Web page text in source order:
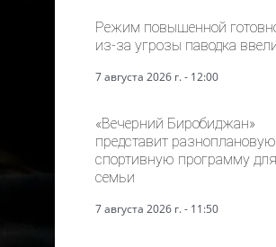
Режим повышенной
из-за угрозы паводка
7 августа 2026 г. - 12:00
«Вечерний Биробиджан»
представит разноплановую
спортивную программу
семьи
7 августа 2026 г. - 11:50